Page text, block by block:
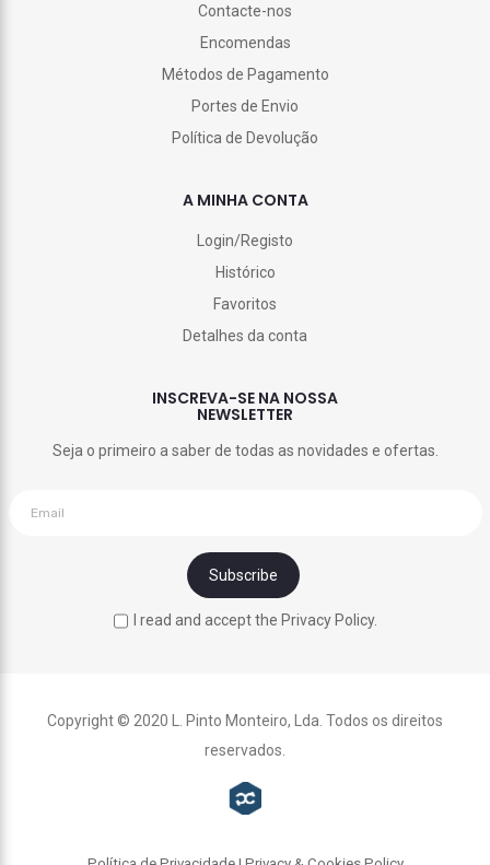
Contacte-nos
Encomendas
Métodos de Pagamento
Portes de Envio
Política de Devolução
A MINHA CONTA
Login/Registo
Histórico
Favoritos
Detalhes da conta
INSCREVA-SE NA NOSSA
NEWSLETTER
Seja o primeiro a saber de todas as novidades e ofertas.
I read and accept the Privacy Policy.
Copyright © 2020 L. Pinto Monteiro, Lda. Todos os direitos
reservados.